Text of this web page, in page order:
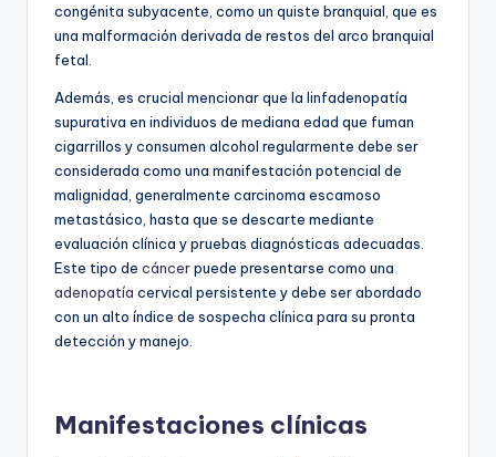
congénita subyacente, como un quiste branquial, que es
una malformación derivada de restos del arco branquial
fetal.
Además, es crucial mencionar que la linfadenopatía
supurativa en individuos de mediana edad que fuman
cigarrillos y consumen alcohol regularmente debe ser
considerada como una manifestación potencial de
malignidad, generalmente carcinoma escamoso
metastásico, hasta que se descarte mediante
evaluación clínica y pruebas diagnósticas adecuadas.
Este tipo de cáncerpuede presentarse como una
adenopatía cervical persistente y debe ser abordado
con un alto índice de sospecha clínica para su pronta
detección y manejo.
Manifestaciones clínicas